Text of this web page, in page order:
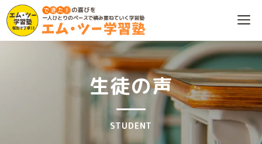
Skip
to
content
生徒の声
STUDENT